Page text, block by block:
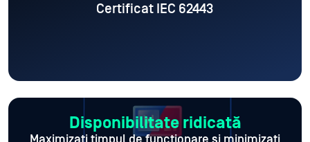
Certificat IEC 62443
Disponibilitate ridicată